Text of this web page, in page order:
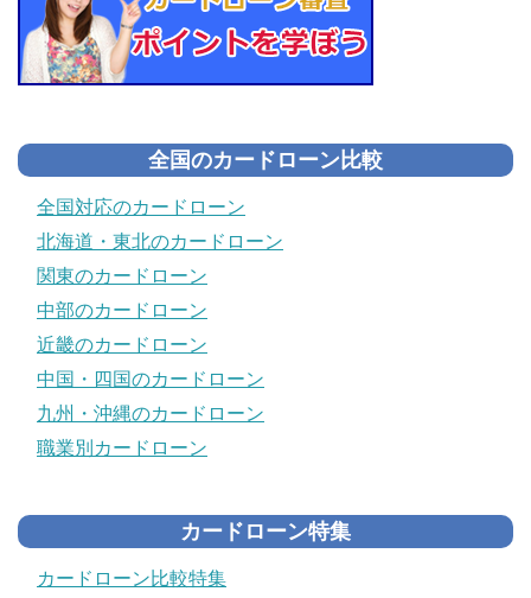
全国のカードローン比較
全国対応のカードローン
北海道・東北のカードローン
関東のカードローン
中部のカードローン
近畿のカードローン
中国・四国のカードローン
九州・沖縄のカードローン
職業別カードローン
カードローン特集
カードローン比較特集